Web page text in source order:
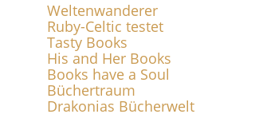
Weltenwanderer
Ruby-Celtic testet
Tasty Books
His and Her Books
Books have a Soul
Büchertraum
Drakonias Bücherwelt